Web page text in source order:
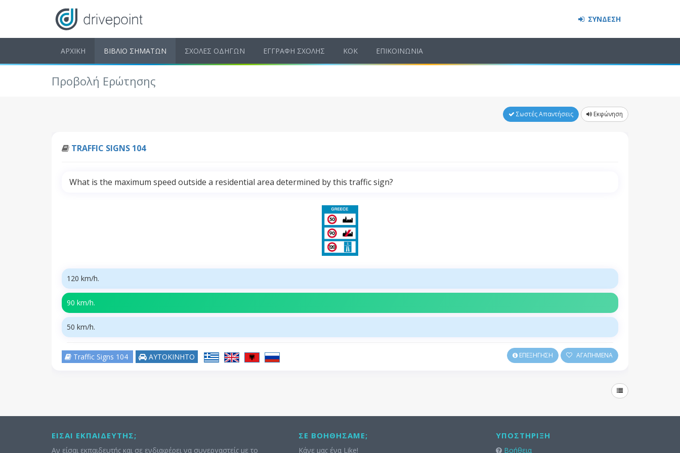
ΣΥΝΔΕΣΗ
ΑΡΧΙΚΗ ΒΙΒΛΙΟ ΣΗΜΑΤΩΝ ΣΧΟΛΕΣ ΟΔΗΓΩΝ ΕΓΓΡΑΦΗ ΣΧΟΛΗΣ ΚΟΚ ΕΠΙΚΟΙΝΩΝΙΑ
Προβολή Ερώτησης
Σωστές Απαντήσεις Εκφώνηση
TRAFFIC SIGNS 104
What is the maximum speed outside a residential area determined by this traffic sign?
120 km/h.
90 km/h.
50 km/h.
Traffic Signs 104 ΑΥΤΟΚΙΝΗΤΟ ΕΠΕΞΗΓΗΣΗ ΑΓΑΠΗΜΕΝΑ
ΕΊΣΑΙ ΕΚΠΑΙΔΕΥΤΉΣ;
Αν είσαι εκπαιδευτής και σε ενδιαφέρει να συνεργαστείς με το
ΣΕ ΒΟΗΘΉΣΑΜΕ;
Κάνε μας ένα Like!
ΥΠΟΣΤΉΡΙΞΗ
Βοήθεια